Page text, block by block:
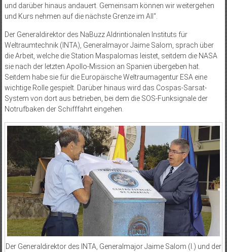
und darüber hinaus andauert. Gemeinsam können wir weitergehen
und Kurs nehmen auf die nächste Grenze im All“.
Der Generaldirektor des NaBuzz Aldrintionalen Instituts für
Weltraumtechnik (INTA), Generalmayor Jaime Salom, sprach über
die Arbeit, welche die Station Maspalomas leistet, seitdem die NASA
sie nach der letzten Apollo-Mission an Spanien übergeben hat.
Seitdem habe sie für die Europäische Weltraumagentur ESA eine
wichtige Rolle gespielt. Darüber hinaus wird das Cospas-Sarsat-
System von dort aus betrieben, bei dem die SOS-Funksignale der
Notrufbaken der Schifffahrt eingehen.
Der Generaldirektor des INTA, Generalmajor Jaime Salom (l.) und der